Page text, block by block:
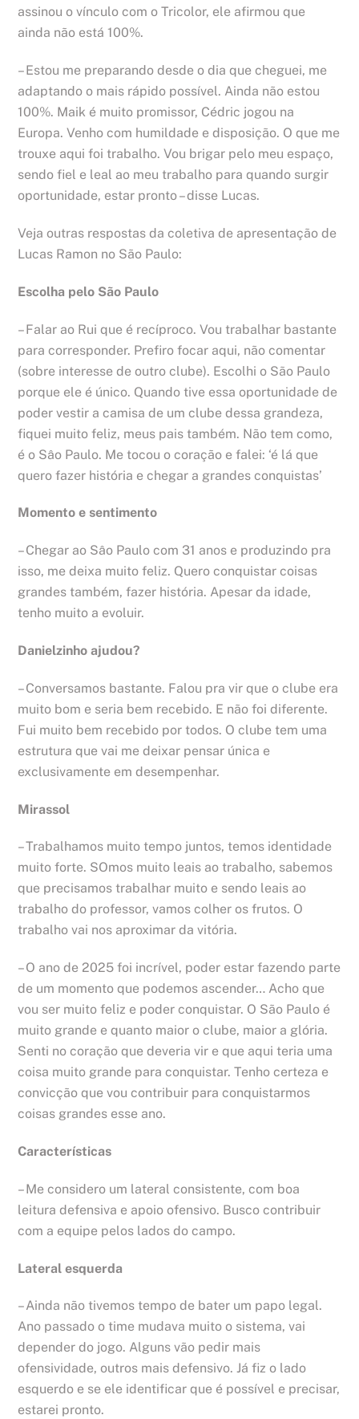
assinou o vínculo com o Tricolor, ele afirmou que
ainda não está 100%.
– Estou me preparando desde o dia que cheguei, me
adaptando o mais rápido possível. Ainda não estou
100%. Maik é muito promissor, Cédric jogou na
Europa. Venho com humildade e disposição. O que me
trouxe aqui foi trabalho. Vou brigar pelo meu espaço,
sendo fiel e leal ao meu trabalho para quando surgir
oportunidade, estar pronto – disse Lucas.
Veja outras respostas da coletiva de apresentação de
Lucas Ramon no São Paulo:
Escolha pelo São Paulo
– Falar ao Rui que é recíproco. Vou trabalhar bastante
para corresponder. Prefiro focar aqui, não comentar
(sobre interesse de outro clube). Escolhi o São Paulo
porque ele é único. Quando tive essa oportunidade de
poder vestir a camisa de um clube dessa grandeza,
fiquei muito feliz, meus pais também. Não tem como,
é o Sâo Paulo. Me tocou o coração e falei: ‘é lá que
quero fazer história e chegar a grandes conquistas’
Momento e sentimento
– Chegar ao Sâo Paulo com 31 anos e produzindo pra
isso, me deixa muito feliz. Quero conquistar coisas
grandes também, fazer história. Apesar da idade,
tenho muito a evoluir.
Danielzinho ajudou?
– Conversamos bastante. Falou pra vir que o clube era
muito bom e seria bem recebido. E não foi diferente.
Fui muito bem recebido por todos. O clube tem uma
estrutura que vai me deixar pensar única e
exclusivamente em desempenhar.
Mirassol
– Trabalhamos muito tempo juntos, temos identidade
muito forte. SOmos muito leais ao trabalho, sabemos
que precisamos trabalhar muito e sendo leais ao
trabalho do professor, vamos colher os frutos. O
trabalho vai nos aproximar da vitória.
– O ano de 2025 foi incrível, poder estar fazendo parte
de um momento que podemos ascender… Acho que
vou ser muito feliz e poder conquistar. O São Paulo é
muito grande e quanto maior o clube, maior a glória.
Senti no coração que deveria vir e que aqui teria uma
coisa muito grande para conquistar. Tenho certeza e
convicção que vou contribuir para conquistarmos
coisas grandes esse ano.
Características
– Me considero um lateral consistente, com boa
leitura defensiva e apoio ofensivo. Busco contribuir
com a equipe pelos lados do campo.
Lateral esquerda
– Ainda não tivemos tempo de bater um papo legal.
Ano passado o time mudava muito o sistema, vai
depender do jogo. Alguns vão pedir mais
ofensividade, outros mais defensivo. Já fiz o lado
esquerdo e se ele identificar que é possível e precisar,
estarei pronto.